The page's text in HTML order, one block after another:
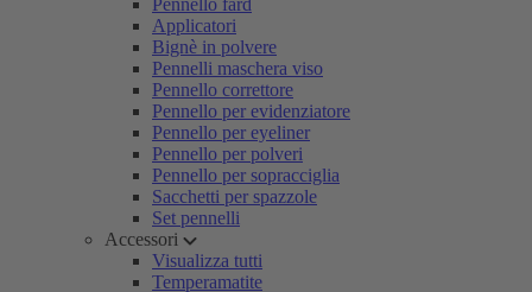
Pennello fard
Applicatori
Bignè in polvere
Pennelli maschera viso
Pennello correttore
Pennello per evidenziatore
Pennello per eyeliner
Pennello per polveri
Pennello per sopracciglia
Sacchetti per spazzole
Set pennelli
Accessori
Visualizza tutti
Temperamatite